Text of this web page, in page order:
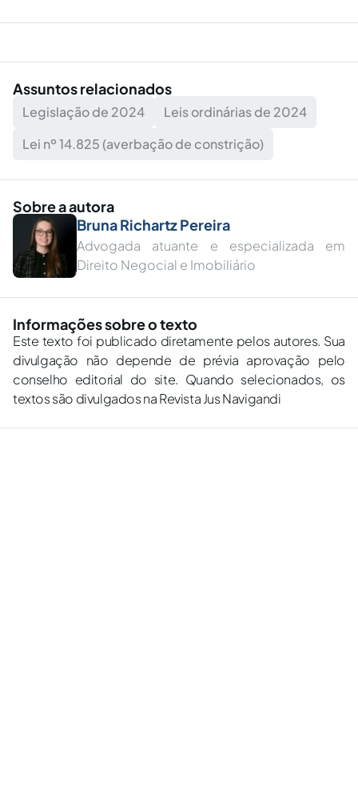
Assuntos relacionados
Legislação de 2024
Leis ordinárias de 2024
Lei nº 14.825 (averbação de constrição)
Sobre a autora
Bruna Richartz Pereira
Advogada atuante e especializada em
Direito Negocial e Imobiliário
Informações sobre o texto
Este texto foi publicado diretamente pelos autores. Sua
divulgação não depende de prévia aprovação pelo
conselho editorial do site. Quando selecionados, os
textos são divulgados na Revista Jus Navigandi